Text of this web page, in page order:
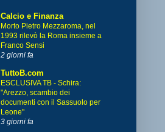
Calcio e Finanza
Morto Pietro Mezzaroma, nel
1993 rilevò la Roma insieme a
Franco Sensi
2 giorni fa
TuttoB.com
ESCLUSIVA TB - Schira:
"Arezzo, scambio dei
documenti con il Sassuolo per
Leone"
3 giorni fa